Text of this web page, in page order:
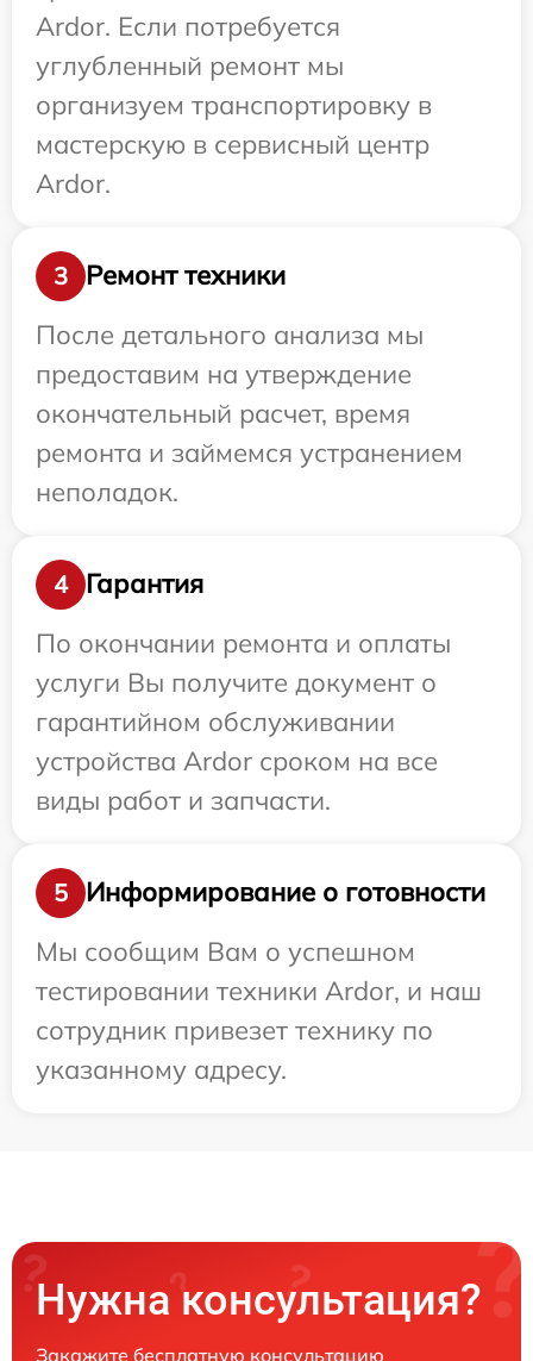
Ardor. Если потребуется
углубленный ремонт мы
организуем транспортировку в
мастерскую в сервисный центр
Ardor.
3
Ремонт техники
После детального анализа мы
предоставим на утверждение
окончательный расчет, время
ремонта и займемся устранением
неполадок.
4
Гарантия
По окончании ремонта и оплаты
услуги Вы получите документ о
гарантийном обслуживании
устройства Ardor сроком на все
виды работ и запчасти.
5
Информирование о готовности
Мы сообщим Вам о успешном
тестировании техники Ardor, и наш
сотрудник привезет технику по
указанному адресу.
Нужна консультация?
Закажите бесплатную консультацию